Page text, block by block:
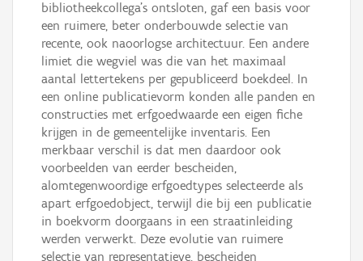
bibliotheekcollega’s ontsloten, gaf een basis voor
een ruimere, beter onderbouwde selectie van
recente, ook naoorlogse architectuur. Een andere
limiet die wegviel was die van het maximaal
aantal lettertekens per gepubliceerd boekdeel. In
een online publicatievorm konden alle panden en
constructies met erfgoedwaarde een eigen fiche
krijgen in de gemeentelijke inventaris. Een
merkbaar verschil is dat men daardoor ook
voorbeelden van eerder bescheiden,
alomtegenwoordige erfgoedtypes selecteerde als
apart erfgoedobject, terwijl die bij een publicatie
in boekvorm doorgaans in een straatinleiding
werden verwerkt. Deze evolutie van ruimere
selectie van representatieve, bescheiden